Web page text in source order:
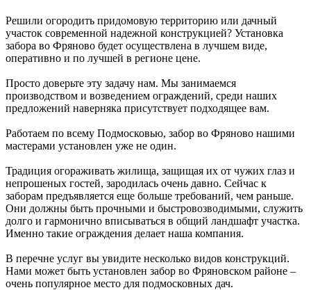
Решили огородить придомовую территорию или дачный
участок современной надежной конструкцией? Установка
забора во Фряново будет осуществлена в лучшем виде,
оперативно и по лучшей в регионе цене.
Просто доверьте эту задачу нам. Мы занимаемся
производством и возведением ограждений, среди наших
предложений наверняка присутствует подходящее вам.
Работаем по всему Подмосковью, забор во Фряново нашими
мастерами установлен уже не один.
Традиция огораживать жилища, защищая их от чужих глаз и
непрошеных гостей, зародилась очень давно. Сейчас к
заборам предъявляется еще больше требований, чем раньше.
Они должны быть прочными и быстровозводимыми, служить
долго и гармонично вписываться в общий ландшафт участка.
Именно такие ограждения делает наша компания.
В перечне услуг вы увидите несколько видов конструкций.
Нами может быть установлен забор во Фряновском районе –
очень популярное место для подмосковных дач.